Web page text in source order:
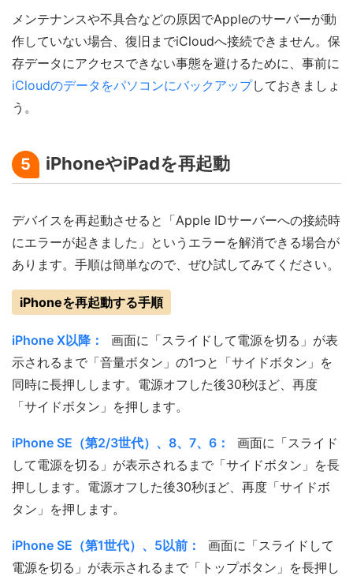
メンテナンスや不具合などの原因でAppleのサーバーが動
作していない場合、復旧までiCloudへ接続できません。保
存データにアクセスできない事態を避けるために、事前に
iCloudのデータをパソコンにバックアップしておきましょ
う。
5 iPhoneやiPadを再起動
デバイスを再起動させると「Apple IDサーバーへの接続時
にエラーが起きました」というエラーを解消できる場合が
あります。手順は簡単なので、ぜひ試してみてください。
iPhoneを再起動する手順
iPhone X以降：
画面に「スライドして電源を切る」が表
示されるまで「音量ボタン」の1つと「サイドボタン」を
同時に長押しします。電源オフした後30秒ほど、再度
「サイドボタン」を押します。
iPhone SE（第2/3世代）、8、7、6：
画面に「スライド
して電源を切る」が表示されるまで「サイドボタン」を長
押しします。電源オフした後30秒ほど、再度「サイドボ
タン」を押します。
iPhone SE（第1世代）、5以前：
画面に「スライドして
電源を切る」が表示されるまで「トップボタン」を長押し